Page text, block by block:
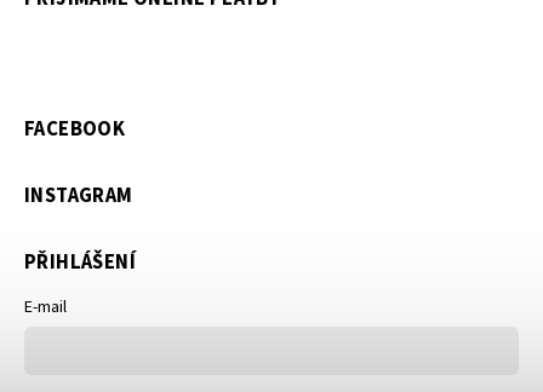
FACEBOOK
INSTAGRAM
PŘIHLÁŠENÍ
E-mail